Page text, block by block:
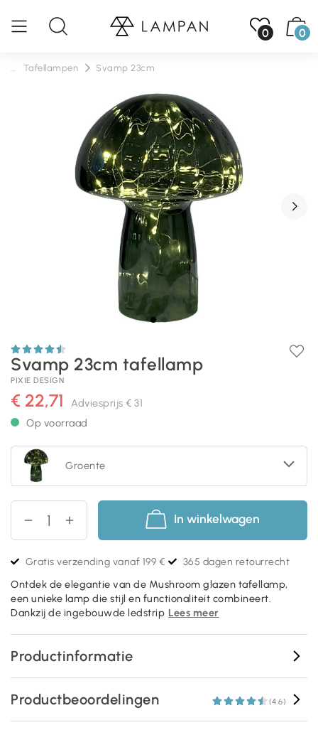
0 0
Tafellampen Svamp 23cm
Svamp 23cm tafellamp
PIXIE DESIGN
€ 22,71 Adviesprijs € 31
Op voorraad
Groente
In winkelwagen
Gratis verzending vanaf 199 € 365 dagen retourrecht
Ontdek de elegantie van de Mushroom glazen tafellamp,
een unieke lamp die stijl en functionaliteit combineert.
Dankzij de ingebouwde ledstrip Lees meer
Productinformatie
Productbeoordelingen (4.6)